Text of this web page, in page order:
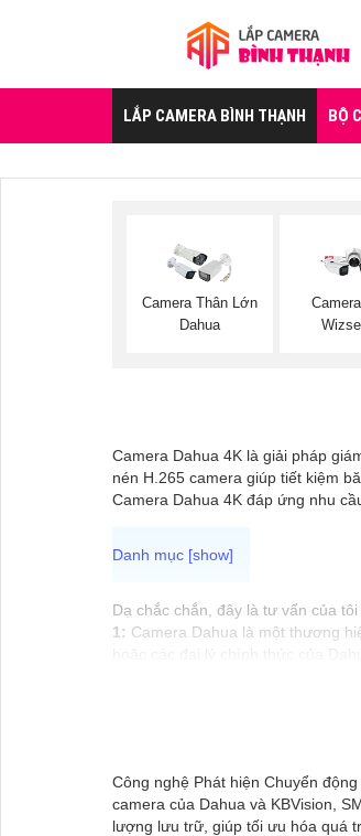
LẮP CAMERA BÌNH THẠNH BỘ
Camera Thân Lớn
Dahua
Camera Dahua 4K là giải pháp
nén H.265 camera giúp tiết kiệm
Camera Dahua 4K đáp ứng nhu
Dạ chắc chắn, đây là tư vấn của
1: Camera Dahua là một thương
lượng của Camera Dahua được
Hy vọng rằng những thông tin
Công nghệ Phát hiện Chuyển
camera của Dahua và KBVision,
lượng lưu trữ, giúp tối ưu hóa quá